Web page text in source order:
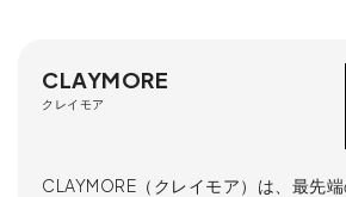
CLAYMORE
クレイモア
CLAYMORE（クレイモア）は、最先